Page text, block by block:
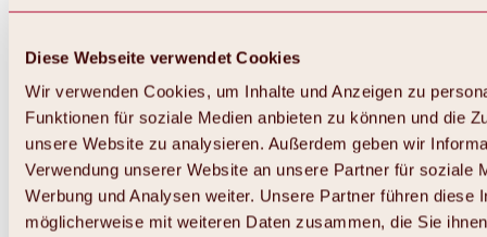
Diese Webseite verwendet Cookies
Wir verwenden Cookies, um Inhalte und Anzeigen zu
Funktionen für soziale Medien anbieten zu können und die
unsere Website zu analysieren. Außerdem geben wir
Verwendung unserer Website an unsere Partner für soziale
Werbung und Analysen weiter. Unsere Partner führen diese
möglicherweise mit weiteren Daten zusammen, die Sie